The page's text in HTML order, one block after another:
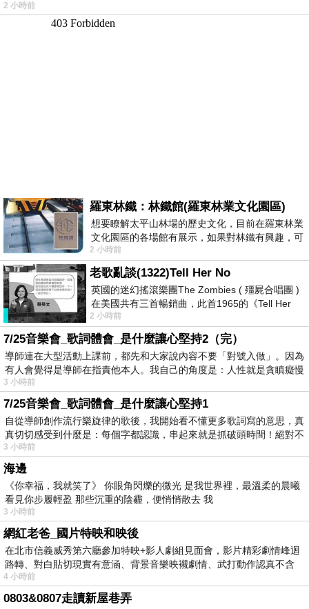
2 小時前
羅東林鐵：林鐵館(羅東林業文化園區)
想要瞭解太平山林場的歷史文化，目前在羅東林業
文化園區的各場館有展示，如果對林鐵有興趣，可
以到林鐵館。 這裡展示從山下
2 小時前
老歌亂談(1322)Tell Her No
英國的迷幻搖滾樂團The Zombies ( 殭屍合唱團 )
在美國共有三首暢銷曲，此首1965的《Tell Her
No》即為其中之一，在告示牌百大單曲
2 小時前
7/25音樂會_歌詞體會_是什麼讓心堅持2（完）
導師連在大型活動上課前，都先和大家說內容不要「對號入做」。因為
有人會覺得是導師在指責他本人。我自己的角度是：人性就是貪瞋癡慢
3 小時前
7/25音樂會_歌詞體會_是什麼讓心堅持1
自從導師創作流行樂旋律的歌後，我開始看不懂更多歌詞寫的意思，真
真切切感受到什麼是：每個字都認識，串起來就是抓破頭時間！絕對不
3 小時前
海邊
《你幸福，我就笑了》 你眼角閃爍的微光 是我世界裡，最溫柔的晨曦
看見你步履輕盈 那些沉重的陰霾，便悄悄散去 我
3 小時前
網紅老爸_國片特映和映後
在北市信義威秀第六廳參加特映+影人劇組見面會，影片精彩劇情峰迴
路轉、對白貼切現實有意涵、背景音樂映襯劇情、武打動作認真不含
糊、
4 小時前
0803&0807走讀新屋巷弄